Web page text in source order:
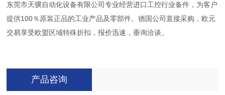
东莞市天骥自动化设备有限公司专业经营进口工控行业备件，为客户
提供100％原装正品的工业产品及零部件。德国公司直接采购，欧元
交易享受欧盟区域特殊折扣，报价迅速，垂询洽谈。
产品咨询